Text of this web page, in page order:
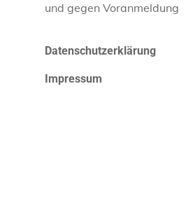
und gegen Voranmeldung
Datenschutzerklärung
Impressum